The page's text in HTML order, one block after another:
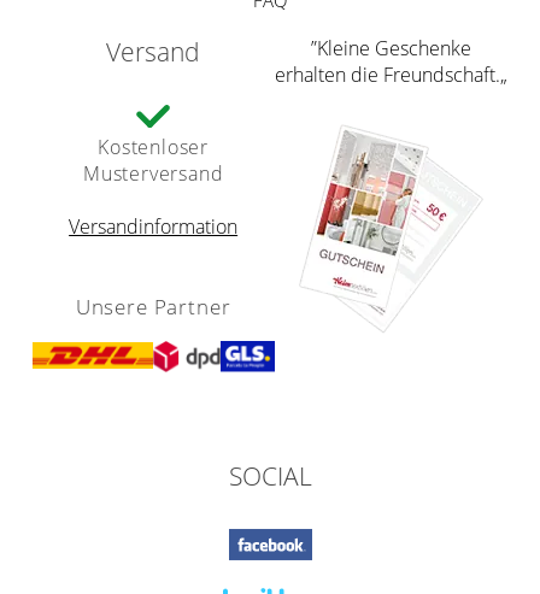
Versand
Kostenloser
Musterversand
Versandinformation
Unsere Partner
”Kleine Geschenke
erhalten die Freundschaft.„
SOCIAL